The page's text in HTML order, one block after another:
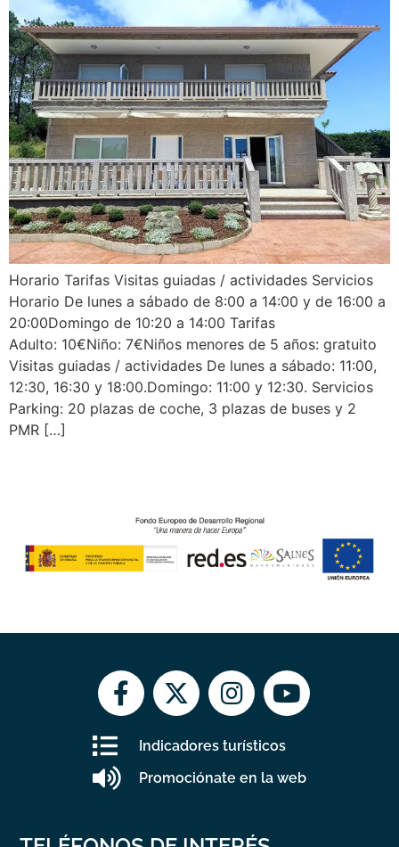
Horario Tarifas Visitas guiadas / actividades Servicios
Horario De lunes a sábado de 8:00 a 14:00 y de 16:00 a
20:00Domingo de 10:20 a 14:00 Tarifas
Adulto: 10€Niño: 7€Niños menores de 5 años: gratuito
Visitas guiadas / actividades De lunes a sábado: 11:00,
12:30, 16:30 y 18:00.Domingo: 11:00 y 12:30. Servicios
Parking: 20 plazas de coche, 3 plazas de buses y 2
PMR […]
Indicadores turísticos
Promociónate en la web